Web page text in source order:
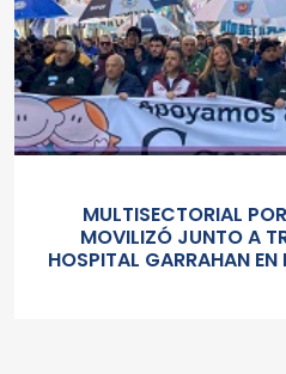
MULTISECTORIAL
MOVILIZÓ JUNTO A
HOSPITAL GARRAHAN EN